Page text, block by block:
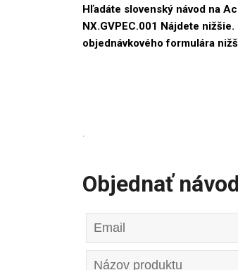
Hľadáte slovenský návod na
NX.GVPEC.001 Nájdete
objednávkového formulára
.
Objednať